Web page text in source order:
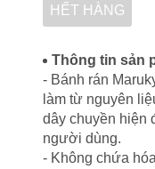
HẾT HÀNG
Thông tin sản
- Bánh rán
làm từ nguyên
dây chuyền hiện
người dùng.
- Không chứa